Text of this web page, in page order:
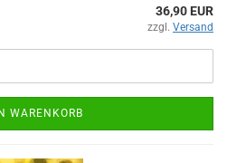
36,90 EUR
zzgl. Versand
WARENKORB